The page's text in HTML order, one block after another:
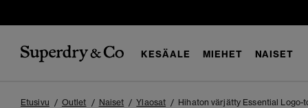
KESÄALE MIEHET NAISET
Etusivu Outlet Naiset Ylaosat Hihaton värjätty Essential Logo-